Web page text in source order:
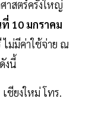
าสตร์ครั้งใหญ่
10 มกราคม
ไม่มีค่าใช้จ่าย ณ
งนี้
ชียงใหม่ โทร.